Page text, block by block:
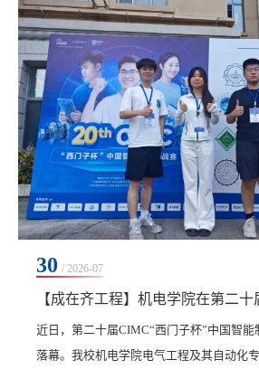
卫国的卓越贡献，介绍当地退役军人优抚
记老兵奉献、传承红色精神。老兵代表现
实真挚的讲述还原了热血戍边的峥嵘岁月，
30 / 2026-07
近日，第二十届CIMC“西门子杯”中国智
落幕。我校机电学院电气工程及其自动化